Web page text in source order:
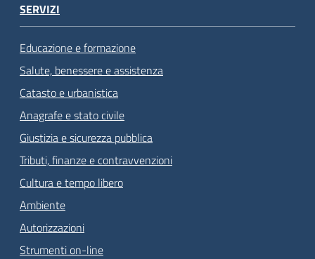
SERVIZI
Educazione e formazione
Salute, benessere e assistenza
Catasto e urbanistica
Anagrafe e stato civile
Giustizia e sicurezza pubblica
Tributi, finanze e contravvenzioni
Cultura e tempo libero
Ambiente
Autorizzazioni
Strumenti on-line